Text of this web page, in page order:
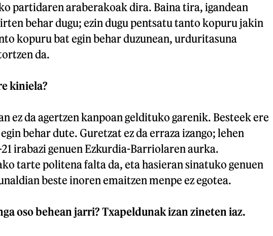
partidaren araberakoak dira. Baina tira, igandean
behar dugu; ezin dugu pentsatu tanto kopuru jakin
kopuru bat egin behar duzunean, urduritasuna
da.
kiniela?
ez da agertzen kanpoan geldituko garenik. Besteek ere
behar dute. Guretzat ez da erraza izango; lehen
irabazi genuen Ezkurdia-Barriolaren aurka.
tarte politena falta da, eta hasieran sinatuko genuen
beste inoren emaitzen menpe ez egotea.
oso behean jarri? Txapeldunak izan zineten iaz.